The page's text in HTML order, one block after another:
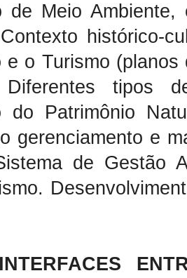
de Meio
histórico-
e o Turismo
tipos
do Patrimônio
gerenciamento e
de Gestão